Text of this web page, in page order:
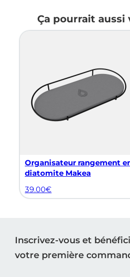
Ça pourrait aussi
Organisateur rangement
diatomite Makea
39.00€
Inscrivez-vous et
votre première